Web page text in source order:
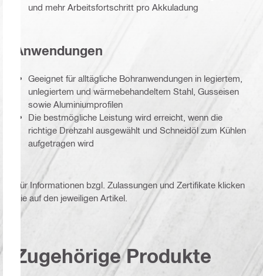
und mehr Arbeitsfortschritt pro Akkuladung
Anwendungen
Geeignet für alltägliche Bohranwendungen in legiertem,
unlegiertem und wärmebehandeltem Stahl, Gusseisen
sowie Aluminiumprofilen
Die bestmögliche Leistung wird erreicht, wenn die
richtige Drehzahl ausgewählt und Schneidöl zum Kühlen
aufgetragen wird
Für Informationen bzgl. Zulassungen und Zertifikate klicken
Sie auf den jeweiligen Artikel.
Zugehörige Produkte